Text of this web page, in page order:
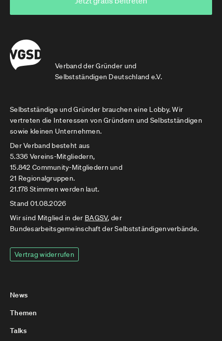
Verband der Gründer und
Selbstständigen Deutschland e.V.
Selbstständige und Gründer brauchen eine Lobby. Wir
vertreten die Interessen von Gründern und Selbstständigen
sowie kleinen Unternehmen.
Der Verband besteht aus
5.336 Vereins-Mitgliedern,
15.842 Community-Mitgliedern und
21 Regionalgruppen.
21.178 Stimmen werden laut.
Stand 01.08.2026
Wir sind Mitglied in der BAGSV, der
Bundesarbeitsgemeinschaft der Selbstständigenverbände.
Vertrag widerrufen
News
Themen
Talks